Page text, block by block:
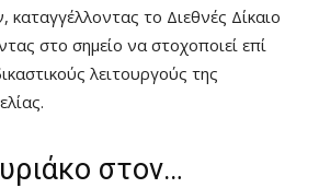
το Διεθνές Δίκαιο
στο σημείο να στοχοποιεί επί
λειτουργούς της
στον…